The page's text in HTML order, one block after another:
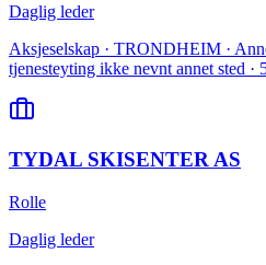
Daglig leder
Aksjeselskap · TRONDHEIM ·
tjenesteyting ikke nevnt annet sted ·
TYDAL SKISENTER AS
Rolle
Daglig leder